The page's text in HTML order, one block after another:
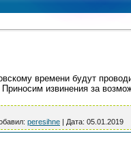
времени будут
извинения за
peresihne | Дата: 05.01.2019